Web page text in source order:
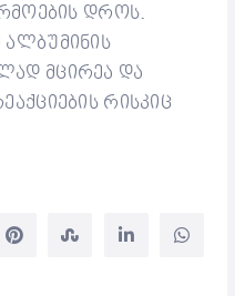
დროს.
ალბუმინის
მცირეა და
რისკიც